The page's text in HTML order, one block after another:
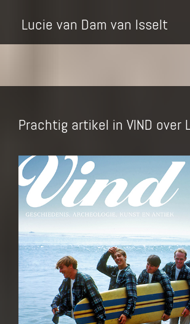
Lucie van Dam van Isselt
Prachtig artikel in VIND over